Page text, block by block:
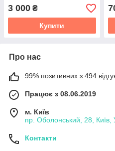
3 000 ₴
Купити
Про нас
99% позитивних з 494
Працює з 08.06.2019
м. Київ
пр. Оболонський, 28, Київ,
Контакти